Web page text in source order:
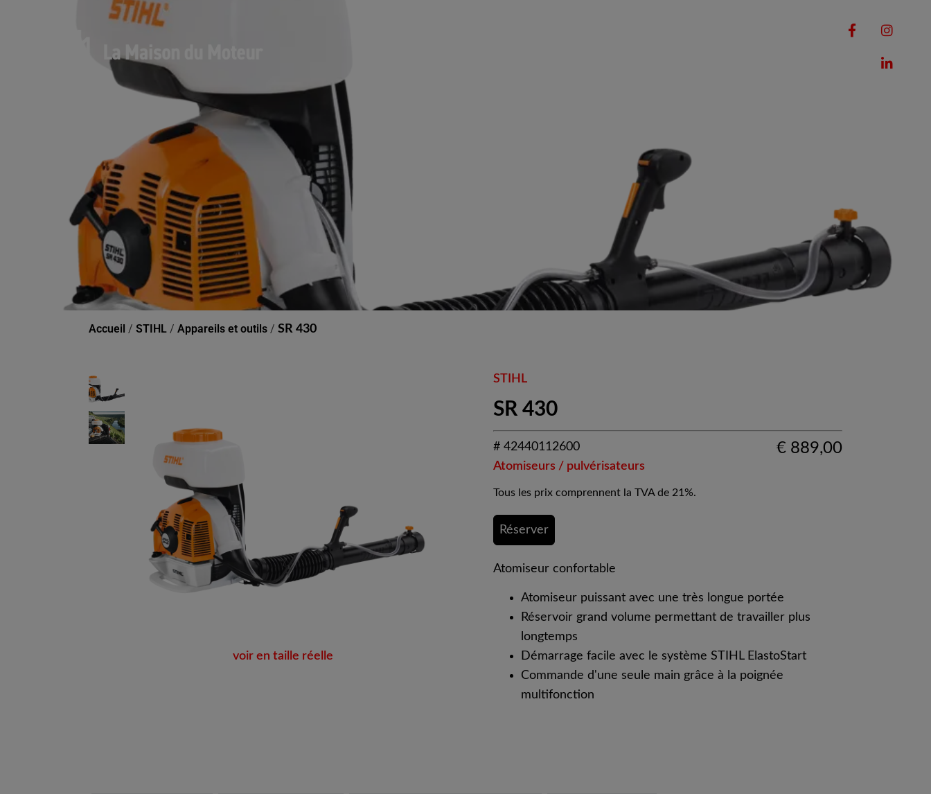
Accueil / STIHL / Appareils et outils / SR 430
voir en taille réelle
STIHL
SR 430
# 42440112600
Atomiseurs / pulvérisateurs
€ 889,00
Tous les prix comprennent la TVA de 21%.
Réserver
Atomiseur confortable
Atomiseur puissant avec une très longue portée
Réservoir grand volume permettant de travailler plus
longtemps
Démarrage facile avec le système STIHL ElastoStart
Commande d'une seule main grâce à la poignée
multifonction